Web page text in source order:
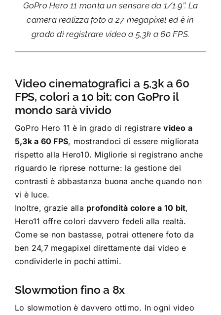
GoPro Hero 11 monta un sensore da 1/1.9’’. La
camera realizza foto a 27 megapixel ed è in
grado di registrare video a 5,3k a 60 FPS.
Video cinematografici a 5,3k a 60
FPS, colori a 10 bit: con GoPro il
mondo sarà vivido
GoPro Hero 11 è in grado di registrarevideo a
5,3k a 60 FPS, mostrandoci di essere migliorata
rispetto alla Hero10. Migliorie si registrano anche
riguardo le riprese notturne: la gestione dei
contrasti è abbastanza buona anche quando non
vi è luce.
Inoltre, grazie alla profondità colore a 10 bit,
Hero11 offre colori davvero fedeli alla realtà.
Come se non bastasse, potrai ottenere foto da
ben 24,7 megapixel direttamente dai video e
condividerle in pochi attimi.
Slowmotion fino a 8x
Lo slowmotion è davvero ottimo. In ogni video